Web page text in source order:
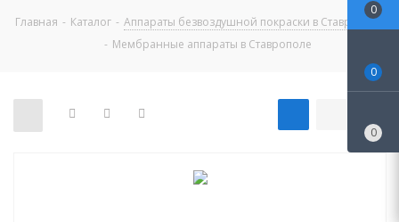
Главная - Каталог - Аппараты безвоздушной покраски в Ставрополе
- Мембранные аппараты в Ставрополе
0
0
0